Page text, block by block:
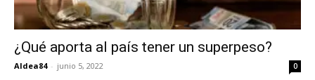
¿Qué aporta al país tener un superpeso?
Aldea84 - junio 5, 2022 0